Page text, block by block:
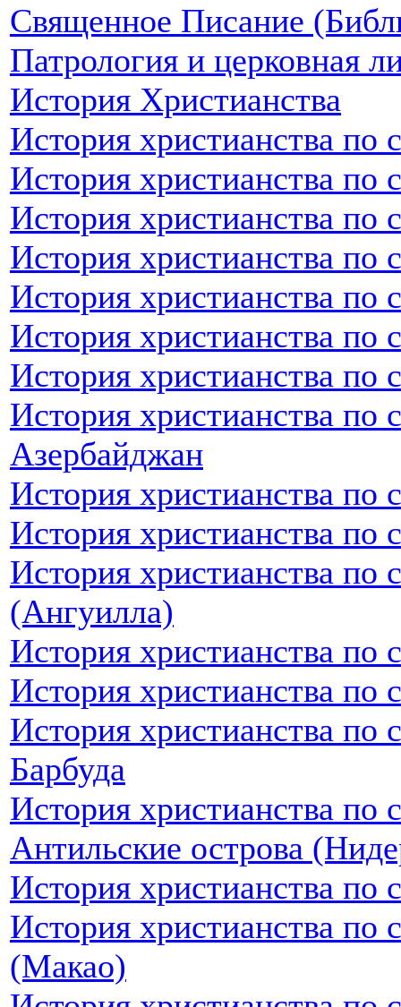
Священное Писание
Патрология и церковная
История Христианства
История христианства по
История христианства по
История христианства по
История христианства
История христианства
История христианства по
История христианства по
История христианства по
Азербайджан
История христианства по
История христианства
История христианства по
(Ангуилла)
История христианства по
История христианства
История христианства по
Барбуда
История христианства по
Антильские острова
История христианства по
История христианства
(Макао)